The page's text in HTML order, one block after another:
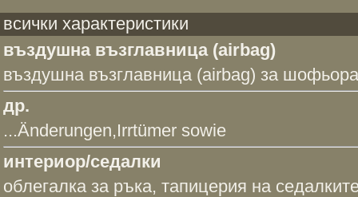
всички характеристики
въздушна възглавница (airbag)
въздушна възглавница (airbag) за шофьора
др.
...Änderungen,Irrtümer sowie
интериор/седалки
облегалка за ръка, тапицерия на